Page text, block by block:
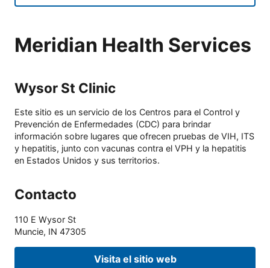
Meridian Health Services
Wysor St Clinic
Este sitio es un servicio de los Centros para el Control y
Prevención de Enfermedades (CDC) para brindar
información sobre lugares que ofrecen pruebas de VIH, ITS
y hepatitis, junto con vacunas contra el VPH y la hepatitis
en Estados Unidos y sus territorios.
Contacto
110 E Wysor St
Muncie, IN 47305
Visita el sitio web